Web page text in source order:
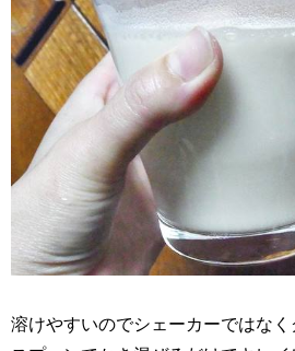
溶けやすいのでシェーカーではなく